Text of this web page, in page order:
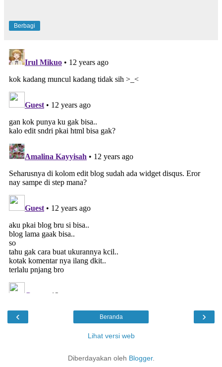
Berbagi
‹ ›
Beranda
Lihat versi web
Diberdayakan oleh Blogger.